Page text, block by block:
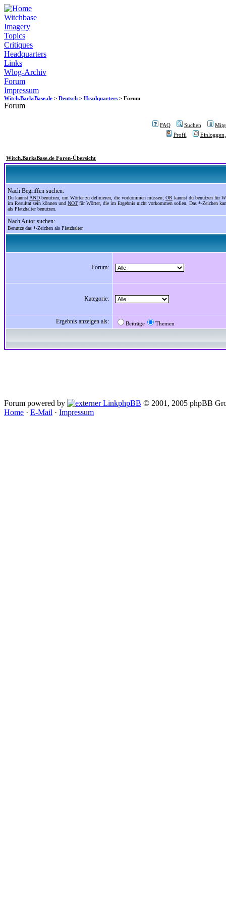
Witchbase
Imagery
Topics
Critiques
Headquarters
Links
Wlog-Archiv
Forum
Impressum
Witch.BarksBase.de > Deutsch > Headquarters > Forum
Forum
FAQ Suchen
Profil
Witch.BarksBase.de Foren-Übersicht
Nach Begriffen suchen:
Du kannst AND benutzen, um Wörter zu definieren, die vorkommen müssen; OR kannst du benutzen für
im Resultat sein können und NOT für Wörter, die im Ergebnis nicht vorkommen sollen. Das *-Zeichen
als Platzhalter benutzen.
Nach Autor suchen:
Benutze das *-Zeichen als Platzhalter
Forum:
Kategorie:
Ergebnis anzeigen als: Beiträge Themen
Forum powered by phpBB © 2001, 2005 phpBB
Home · E-Mail · Impressum